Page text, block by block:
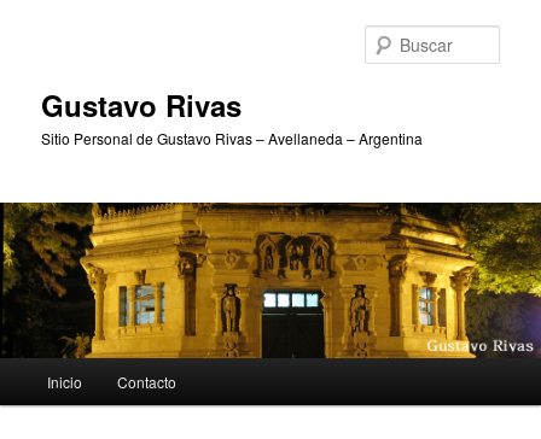
Gustavo Rivas
Sitio Personal de Gustavo Rivas – Avellaneda – Argentina
principal
Inicio Contacto